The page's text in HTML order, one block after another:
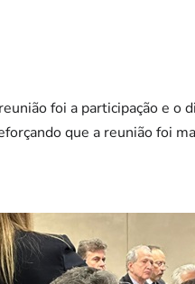
foi a participação e
que a reunião foi